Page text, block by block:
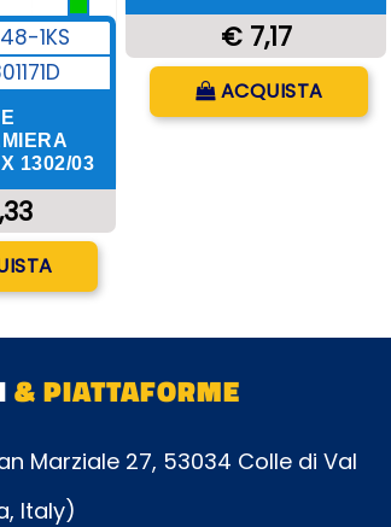
1KS
1302/03
€ 7,17
ACQUISTA
& PIATTAFORME
Marziale 27, 53034 Colle di Val
Italy)